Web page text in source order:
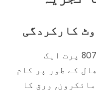
کا بنیادی کام 8079 پرت ایک
کے طور پر کام
کرنا ہے۔. پر 20 مائکرون, ورق کا